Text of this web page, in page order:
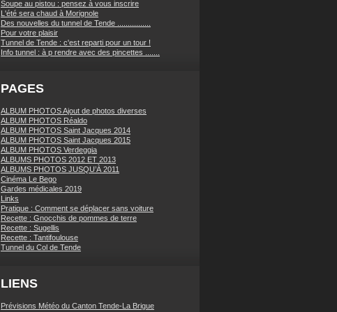
Soupe au pistou : pensez à vous inscrire
L'été sera chaud à Morignole
Des nouvelles du tunnel de Tende ................
Pour votre plaisir
Tunnel de Tende : c'est reparti pour un tour !
Info tunnel : à p rendre avec des pincettes .......
PAGES
ALBUM PHOTOS Ajout de photos diverses
ALBUM PHOTOS Réaldo
ALBUM PHOTOS Saint Jacques 2014
ALBUM PHOTOS Saint Jacques 2015
ALBUM PHOTOS Verdeggia
ALBUMS PHOTOS 2012 ET 2013
ALBUMS PHOTOS JUSQU’À 2011
Cinéma Le Bego
Gardes médicales 2019
Links
Pratique : Comment se déplacer sans voiture
Recette : Gnocchis de pommes de terre
Recette : Sugellis
Recette : Tantifoulouse
Tunnel du Col de Tende
LIENS
Prévisions Météo du Canton Tende-La Brigue